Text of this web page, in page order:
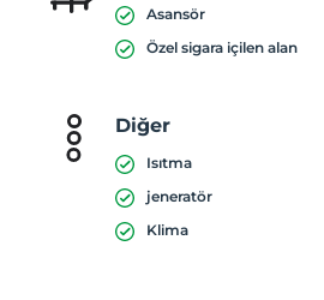
Asansör
Özel sigara içilen alan
Diğer
Isıtma
jeneratör
Klima